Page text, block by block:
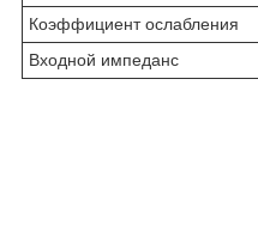
Коэффициент ослабления
Входной импеданс